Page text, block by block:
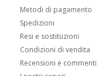
Metodi di pagamento
Spedizioni
Resi e sostituzioni
Condizioni di vendita
Recensioni e commenti